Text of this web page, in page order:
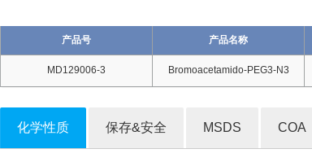
产品号 产品名称
MD129006-3 Bromoacetamido-PEG3-N3
化学性质 保存&安全 MSDS COA